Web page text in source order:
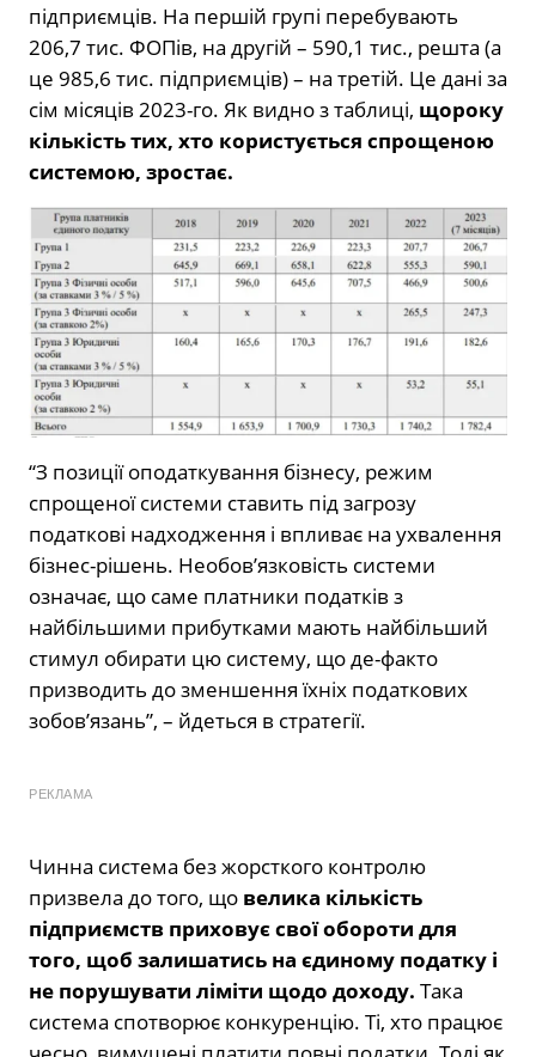
підприємців. На першій групі перебувають
206,7 тис. ФОПів, на другій – 590,1 тис., решта (а
це 985,6 тис. підприємців) – на третій. Це дані за
сім місяців 2023-го. Як видно з таблиці, щороку
кількість тих, хто користується спрощеною
системою, зростає.
“З позиції оподаткування бізнесу, режим
спрощеної системи ставить під загрозу
податкові надходження і впливає на ухвалення
бізнес-рішень. Необов’язковість системи
означає, що саме платники податків з
найбільшими прибутками мають найбільший
стимул обирати цю систему, що де-факто
призводить до зменшення їхніх податкових
зобов’язань”, – йдеться в стратегії.
РЕКЛАМА
Чинна система без жорсткого контролю
призвела до того, що велика кількість
підприємств приховує свої обороти для
того, щоб залишатись на єдиному податку і
не порушувати ліміти щодо доходу. Така
система спотворює конкуренцію. Ті, хто працює